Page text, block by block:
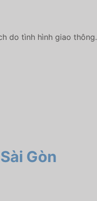
do tình hình giao thông.
Gòn